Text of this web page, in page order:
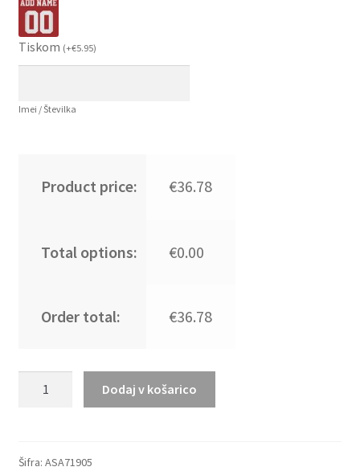
Tiskom (+€5.95)
Imei / Številka
Product price: €36.78
Total options: €0.00
Order total: €36.78
Roma
Dodaj v košarico
Šifra: ASA71905